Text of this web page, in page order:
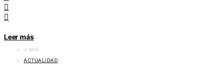
Leer más
3 MIN
ACTUALIDAD